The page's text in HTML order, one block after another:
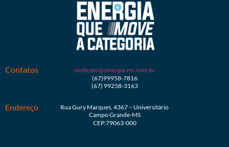
Contatos
sindicato@sinergia-ms.com.br
(67)99958-7816
(67) 99258-3163
Endereço
Rua Gury Marques, 4367 – Universitário
Campo Grande-MS
CEP:79063-000